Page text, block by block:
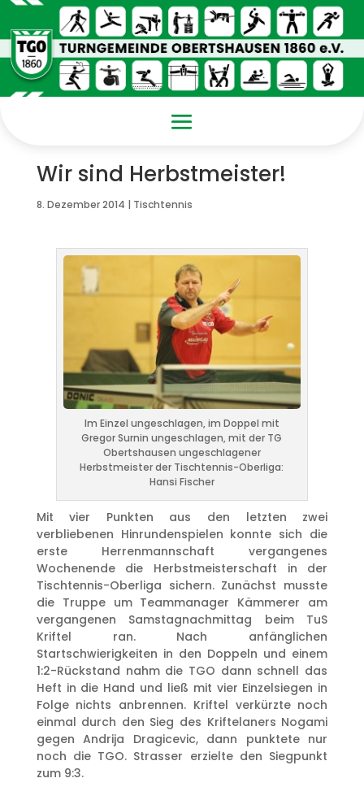
Wir sind Herbstmeister!
8. Dezember 2014 | Tischtennis
Im Einzel ungeschlagen, im Doppel mit
Gregor Surnin ungeschlagen, mit der TG
Obertshausen ungeschlagener
Herbstmeister der Tischtennis-Oberliga:
Hansi Fischer
Mit vier Punkten aus den letzten zwei
verbliebenen Hinrundenspielen konnte sich die
erste Herrenmannschaft vergangenes
Wochenende die Herbstmeisterschaft in der
Tischtennis-Oberliga sichern. Zunächst musste
die Truppe um Teammanager Kämmerer am
vergangenen Samstagnachmittag beim TuS
Kriftel ran. Nach anfänglichen
Startschwierigkeiten in den Doppeln und einem
1:2-Rückstand nahm die TGO dann schnell das
Heft in die Hand und ließ mit vier Einzelsiegen in
Folge nichts anbrennen. Kriftel verkürzte noch
einmal durch den Sieg des Kriftelaners Nogami
gegen Andrija Dragicevic, dann punktete nur
noch die TGO. Strasser erzielte den Siegpunkt
zum 9:3.